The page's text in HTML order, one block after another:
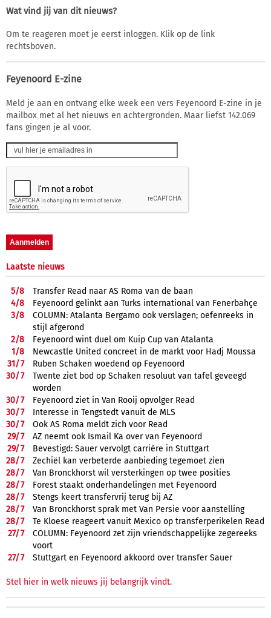
Wat vind jij van dit nieuws?
Om te reageren moet je eerst inloggen. Klik op de link
rechtsboven.
Feyenoord E-zine
Meld je aan en ontvang elke week een vers Feyenoord E-zine in je
mailbox met al het nieuws en achtergronden. Maar liefst 142.069
fans gingen je al voor.
Laatste nieuws
5/8
Transfer Read naar AS Roma van de baan
4/8
Feyenoord gelinkt aan Turks international van Fenerbahçe
3/8
COLUMN: Atalanta Bergamo ook verslagen; oefenreeks in
stijl afgerond
2/8
Feyenoord wint duel om Kuip Cup van Atalanta
1/8
Newcastle United concreet in de markt voor Hadj Moussa
31/7
Ruben Schaken woedend op Feyenoord
30/7
Twente ziet bod op Schaken resoluut van tafel geveegd
worden
30/7
Feyenoord ziet in Van Rooij opvolger Read
30/7
Interesse in Tengstedt vanuit de MLS
30/7
Ook AS Roma meldt zich voor Read
29/7
AZ neemt ook Ismail Ka over van Feyenoord
29/7
Bevestigd: Sauer vervolgt carrière in Stuttgart
28/7
Zechiël kan verbeterde aanbieding tegemoet zien
28/7
Van Bronckhorst wil versterkingen op twee posities
28/7
Forest staakt onderhandelingen met Feyenoord
28/7
Stengs keert transfervrij terug bij AZ
28/7
Van Bronckhorst sprak met Van Persie voor aanstelling
28/7
Te Kloese reageert vanuit Mexico op transferperikelen Read
27/7
COLUMN: Feyenoord zet zijn vriendschappelijke zegereeks
voort
27/7 Stuttgart en Feyenoord akkoord over transfer Sauer
Stel hier in welk nieuws jij belangrijk vindt.